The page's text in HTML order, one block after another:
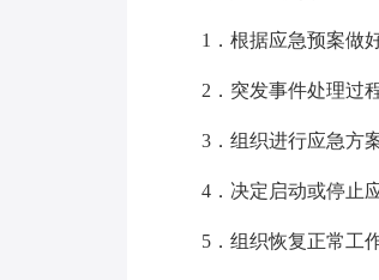
1．根据应急预案做好
2．突发事件处理过程
3．组织进行应急方案
4．决定启动或停止应
5．组织恢复正常工作